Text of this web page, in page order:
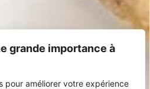
grande importance à
pour améliorer votre expérience
(Baskenland) – Frankreich
100 % Spanisch Ohne Palmöl